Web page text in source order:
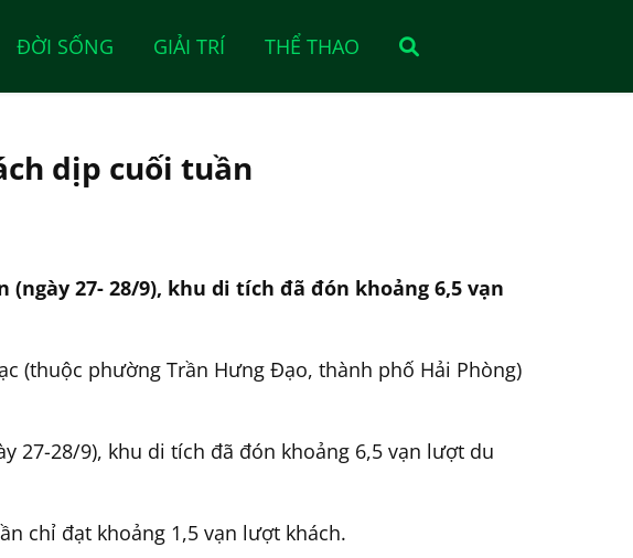
ĐỜI SỐNG GIẢI TRÍ THỂ THAO
dịp cuối tuần
27- 28/9), khu di tích đã đón khoảng 6,5 vạn
(thuộc phường Trần Hưng Đạo, thành phố Hải Phòng)
27-28/9), khu di tích đã đón khoảng 6,5 vạn lượt du
chỉ đạt khoảng 1,5 vạn lượt khách.